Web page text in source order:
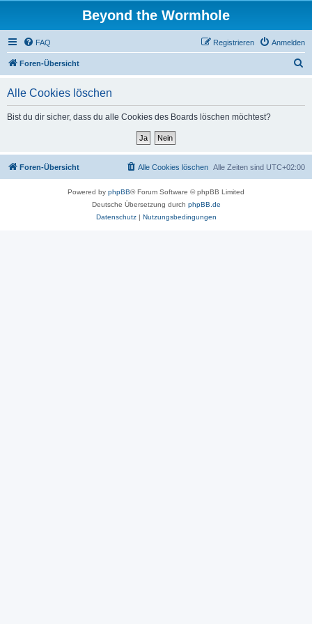
Beyond the Wormhole
FAQ Anmelden
Registrieren
Foren-Übersicht
Alle Cookies löschen
Bist du dir sicher, dass du alle Cookies des Boards löschen möchtest?
Foren-Übersicht Alle Zeiten sind UTC+02:00
Alle Cookies löschen
Powered by phpBB® Forum Software © phpBB Limited
Deutsche Übersetzung durch phpBB.de
Datenschutz| Nutzungsbedingungen